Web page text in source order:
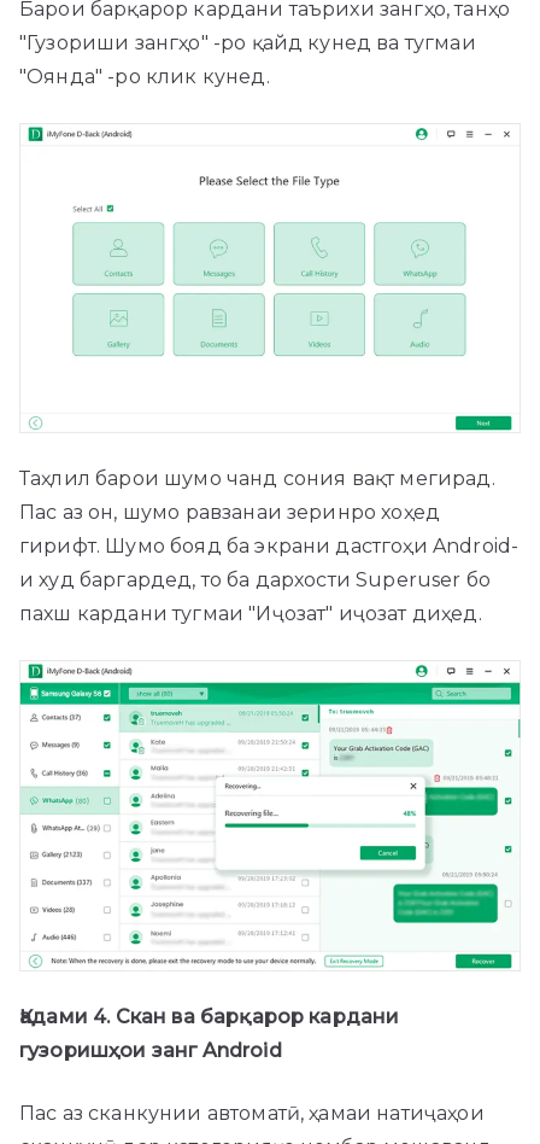
Барои барқарор кардани таърихи зангҳо, танҳо
"Гузориши зангҳо" -ро қайд кунед ва тугмаи
"Оянда" -ро клик кунед.
Таҳлил барои шумо чанд сония вақт мегирад.
Пас аз он, шумо равзанаи зеринро хоҳед
гирифт. Шумо бояд ба экрани дастгоҳи Android-
и худ баргардед, то ба дархости Superuser бо
пахш кардани тугмаи "Иҷозат" иҷозат диҳед.
Қадами 4. Скан ва барқарор кардани
гузоришҳои занг Android
Пас аз сканкунии автоматӣ, ҳамаи натиҷаҳои